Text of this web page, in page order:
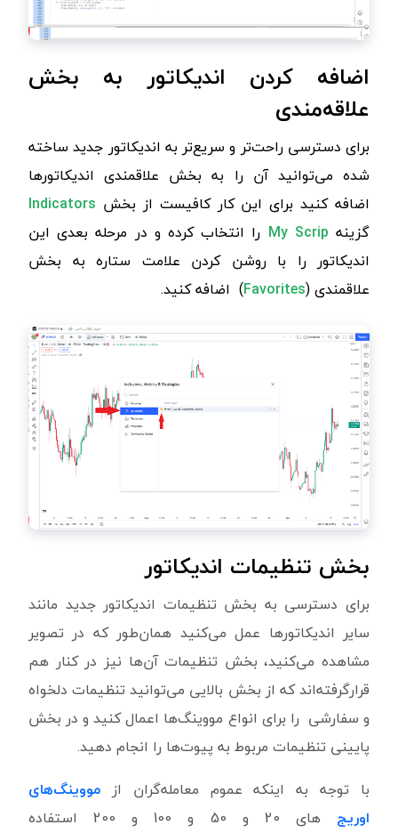
اضافه کردن اندیکاتور به بخش
علاقه‌مندی
برای دسترسی راحت‌تر و سریع‌تر به اندیکاتور جدید ساخته
شده می‌توانید آن را به بخش علاقمندی اندیکاتورها
اضافه کنید برای این کار کافیست از بخش Indicators
گزینه My Scrip را انتخاب کرده و در مرحله بعدی این
اندیکاتور را با روشن کردن علامت ستاره به بخش
علاقمندی (Favorites
) اضافه کنید.
بخش تنظیمات اندیکاتور
برای دسترسی به بخش تنظیمات اندیکاتور جدید مانند
سایر اندیکاتورها عمل می‌کنید همان‌طور که در تصویر
مشاهده می‌کنید، بخش تنظیمات آن‌ها نیز در کنار هم
قرارگرفته‌اند که از بخش بالایی می‌توانید تنظیمات دلخواه
و سفارشی را برای انواع مووینگ‌ها اعمال کنید و در بخش
پایینی تنظیمات مربوط به پیوت‌ها را انجام دهید.
با توجه به اینکه عموم معامله‌گران از مووینگ‌های
اوریج
های 20 و 50 و 100 و 200 استفاده